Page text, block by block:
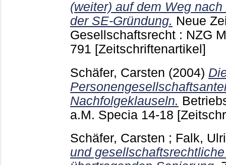
(weiter) auf dem Weg
der SE-Gründung. Neue
Gesellschaftsrecht : NZG
791 [Zeitschriftenartikel]
Schäfer, Carsten (2004)
Nachfolgeklauseln.
a.M. Specia 14-18
Schäfer, Carsten ; Falk,
und